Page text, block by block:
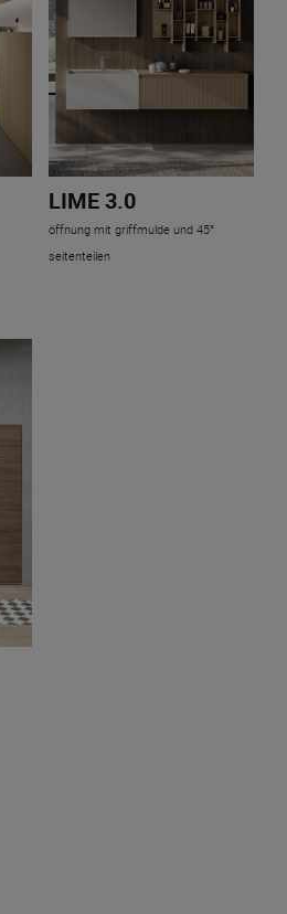
LIME 3.0
öffnung mit griffmulde und 45°
seitenteilen